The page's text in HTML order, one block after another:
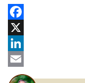
Facebook
X
LinkedIn
Email